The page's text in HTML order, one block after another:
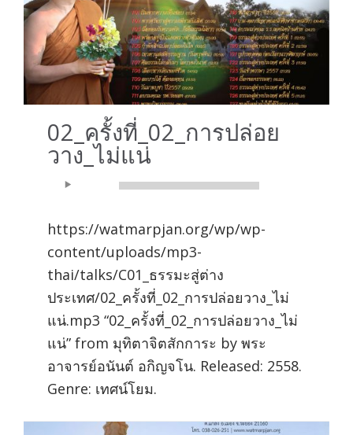
02_ครั้งที่_02_การปล่อย
วาง_ไม่แน่
Audio
https://watmarpjan.org/wp/wp-
content/uploads/mp3-
thai/talks/C01_ธรรมะสู่ต่าง
ประเทศ/02_ครั้งที่_02_การปล่อยวาง_ไม่
แน่.mp3 “02_ครั้งที่_02_การปล่อยวาง_ไม่
แน่” from มุทิตาจิตสักการะ by พระ
อาจารย์อนันต์ อกิญจโน. Released: 2558.
Genre: เทศน์โยม.